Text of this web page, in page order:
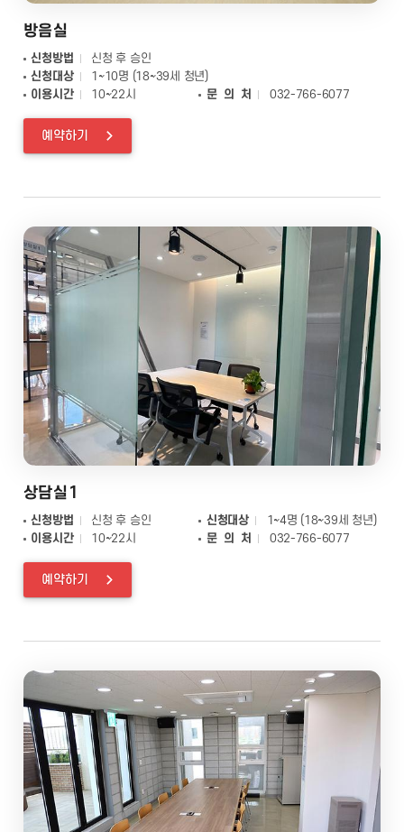
방음실
신청방법
신청 후 승인
신청대상
1~10명 (18~39세 청년)
이용시간
10~22시 문 의 처 032-766-6077
예약하기
상담실1
신청방법 신청 후 승인 신청대상
1~4명 (18~39세 청년)
이용시간
10~22시 문 의 처 032-766-6077
예약하기